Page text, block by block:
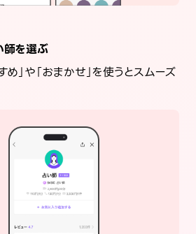
師を選ぶ
め」や「おまかせ」を使うとスムーズ